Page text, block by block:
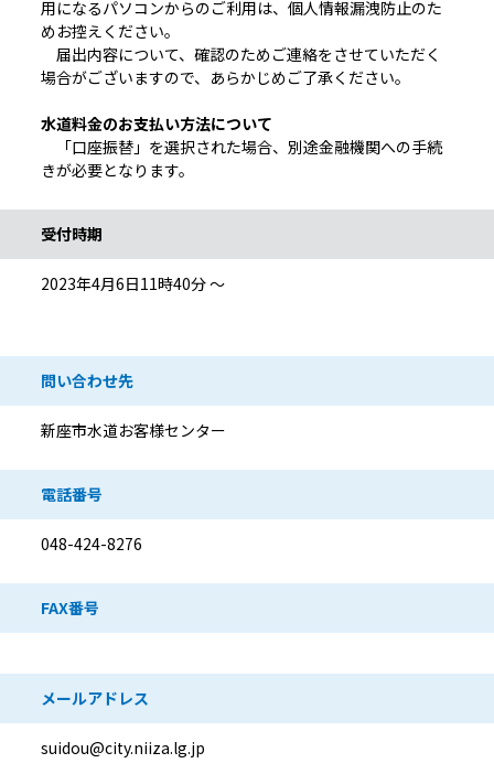
用になるパソコンからのご利用は、個人情報漏洩防止のた
めお控えください。
届出内容について、確認のためご連絡をさせていただく
場合がございますので、あらかじめご了承ください。
水道料金のお支払い方法について
「口座振替」を選択された場合、別途金融機関への手続
きが必要となります。
受付時期
2023年4月6日11時40分 ～
問い合わせ先
新座市水道お客様センター
電話番号
048-424-8276
FAX番号
メールアドレス
suidou@city.niiza.lg.jp